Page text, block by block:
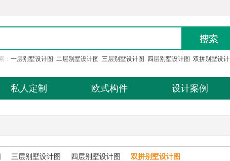
： 一层别墅设计图 二层别墅设计图 三层别墅设计图 四层别墅设计图 双拼别墅设计
私人定制 欧式构件 设计案例
三层别墅设计图 四层别墅设计图
双拼别墅设计图